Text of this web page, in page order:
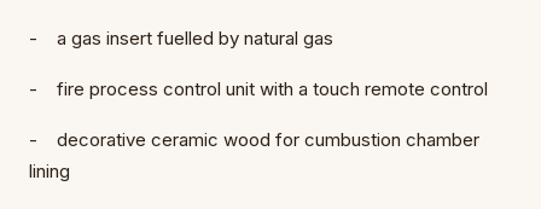
- a gas insert fuelled by natural gas
- fire process control unit with a touch remote control
- decorative ceramic wood for cumbustion chamber
lining